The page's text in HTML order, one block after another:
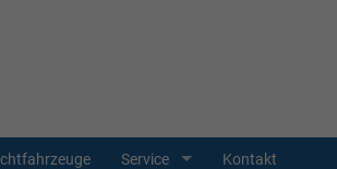
Service Kontakt